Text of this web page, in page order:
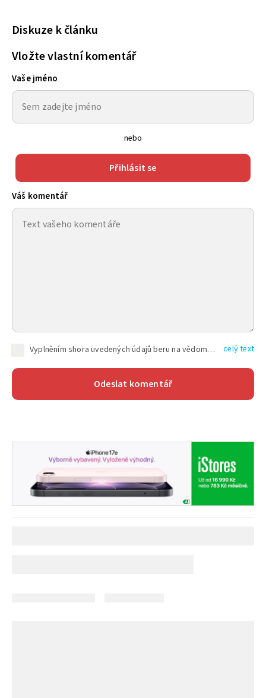
Diskuze k článku
Vložte vlastní komentář
Vaše jméno
nebo
Přihlásit se
Váš komentář
Vyplněním shora uvedených údajů beru na vědomí, že společnost TEXT FACTORY s.r.o., sídlem Brno, Durďákova 336/29, Černá Pole, PSČ: 613 00, IČ: 06157831, zapsané u Krajského soudu v Brně, oddíl C, vložka 100399, bude zpracovávat mé osobní údaje uvedené v rámci mnou vyplněného registračního formuláře na základě oprávněných zájmů TEXT FACTORY s.r.o. dle čl. 6 odst. 1 písm. f) GDPR a pro splnění právních povinností (čl. 6 odst. 1 písm. c) GDPR), a to pro tyto účely: nezbytnost zajistit oprávnění návštěvníka webových stránek provozovaných společností TEXT FACTORY s.r.o. přispívat aktivně ke zveřejněným článkům nebo v rámci diskusních fór a výkon práv TEXT FACTORY s.r.o. jako administrátora těchto diskusních fór. Více informací o zpracování osobních údajů a právech lze nalézt v celý text